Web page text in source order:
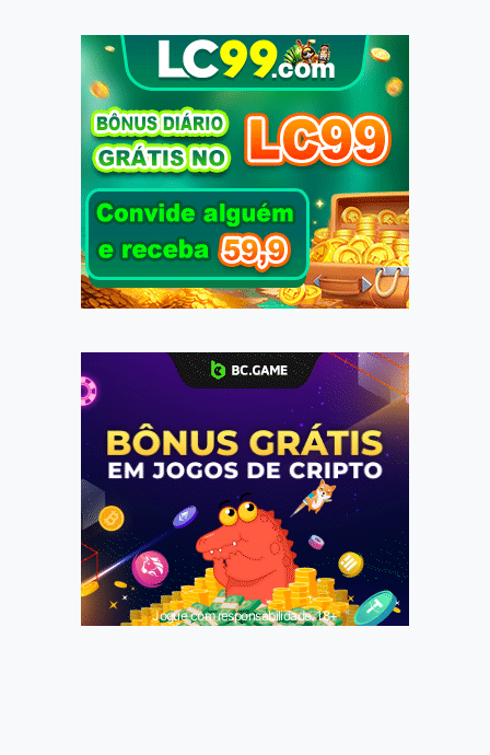
Jogue com responsabilidade. 18+